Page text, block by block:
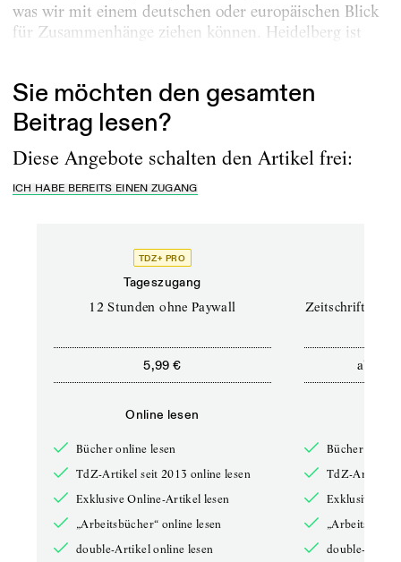
was wir mit einem deutschen oder europäischen Blick
für Zusammenhänge ziehen können. Heidelberg ist
Sie möchten den gesamten
Beitrag lesen?
Diese Angebote schalten den Artikel frei:
ICH HABE BEREITS EINEN ZUGANG
TDZ+ PRO
Tageszugang
12 Stunden ohne Paywall
5,99 €
Online lesen
Bücher online lesen
TdZ-Artikel seit 2013 online lesen
Exklusive Online-Artikel lesen
„Arbeitsbücher“ online lesen
double-Artikel online lesen
Zeitschriften
ab
Bücher online
TdZ-Artikel
Exklusive
double-